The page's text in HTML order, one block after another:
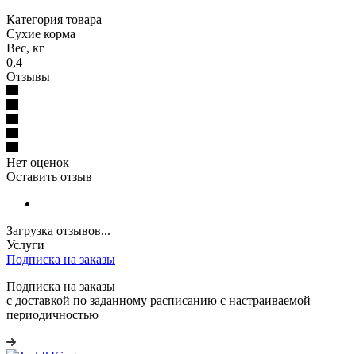
Категория товара
Сухие корма
Вес, кг
0,4
Отзывы
Нет оценок
Оставить отзыв
Загрузка отзывов...
Услуги
Подписка на заказы
Подписка на заказы
с доставкой по заданному расписанию с настраиваемой
периодичностью